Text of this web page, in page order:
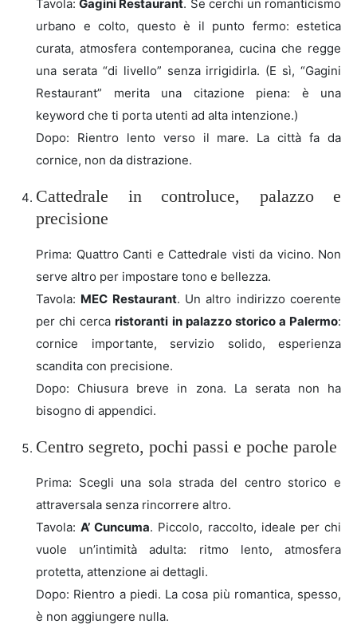
Tavola:Gagini Restaurant. Se cerchi un romanticismo
urbano e colto, questo è il punto fermo: estetica
curata, atmosfera contemporanea, cucina che regge
una serata “di livello” senza irrigidirla. (E sì, “Gagini
Restaurant” merita una citazione piena: è una
keyword che ti porta utenti ad alta intenzione.)
Dopo: Rientro lento verso il mare. La città fa da
cornice, non da distrazione.
Cattedrale in controluce, palazzo e
precisione
Prima: Quattro Canti e Cattedrale visti da vicino. Non
serve altro per impostare tono e bellezza.
Tavola: MEC Restaurant. Un altro indirizzo coerente
per chi cercaristoranti in palazzo storico a Palermo:
cornice importante, servizio solido, esperienza
scandita con precisione.
Dopo: Chiusura breve in zona. La serata non ha
bisogno di appendici.
Centro segreto, pochi passi e poche parole
Prima: Scegli una sola strada del centro storico e
attraversala senza rincorrere altro.
Tavola:A’ Cuncuma. Piccolo, raccolto, ideale per chi
vuole un’intimità adulta: ritmo lento, atmosfera
protetta, attenzione ai dettagli.
Dopo: Rientro a piedi. La cosa più romantica, spesso,
è non aggiungere nulla.